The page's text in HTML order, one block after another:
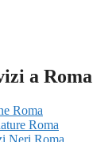
a Roma
Roma
Roma